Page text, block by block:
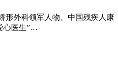
形外科领军人物、中国残疾人康
心医生”…